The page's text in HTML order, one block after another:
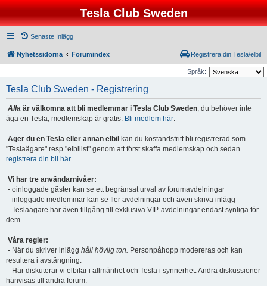
Tesla Club Sweden
Senaste Inlägg
Nyhetssidorna Forumindex Registrera din Tesla/elbil
Språk:
Tesla Club Sweden - Registrering
Alla är välkomna att bli medlemmar i Tesla Club Sweden, du behöver inte
äga en Tesla, medlemskap är gratis. Bli medlem här.
Äger du en Tesla eller annan elbil kan du kostandsfritt bli registrerad som
"Teslaägare" resp "elbilist" genom att först skaffa medlemskap och sedan
registrera din bil här.
Vi har tre användarnivåer:
- oinloggade gäster kan se ett begränsat urval av forumavdelningar
- inloggade medlemmar kan se fler avdelningar och även skriva inlägg
- Teslaägare har även tillgång till exklusiva VIP-avdelningar endast synliga för
dem
Våra regler:
- När du skriver inlägg håll hövlig ton. Personpåhopp modereras och kan
resultera i avstängning.
- Här diskuterar vi elbilar i allmänhet och Tesla i synnerhet. Andra diskussioner
hänvisas till andra forum.